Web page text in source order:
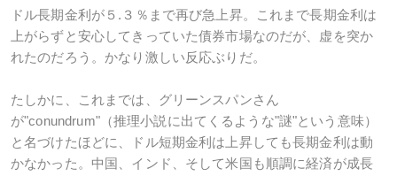
ドル長期金利が５.３％まで再び急上昇。これまで長期金利は
上がらずと安心してきっていた債券市場なのだが、虚を突か
れたのだろう。かなり激しい反応ぶりだ。
たしかに、これまでは、グリーンスパンさん
が"conundrum"（推理小説に出てくるような"謎"という意味）
と名づけたほどに、ドル短期金利は上昇しても長期金利は動
かなかった。中国、インド、そして米国も順調に経済が成長